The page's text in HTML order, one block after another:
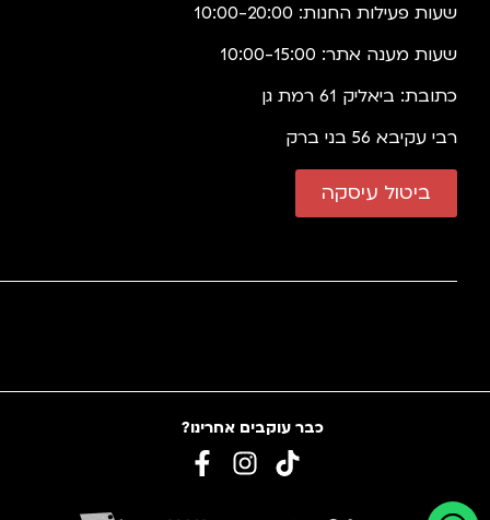
שעות פעילות החנות: 10:00-20:00
שעות מענה אתר: 10:00-15:00
כתובת: ביאליק 61 רמת גן
רבי עקיבא 56 בני ברק
ביטול עיסקה
כבר עוקבים אחרינו?